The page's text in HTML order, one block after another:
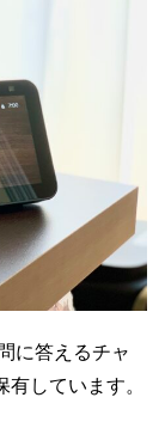
に答えるチャ
しています。